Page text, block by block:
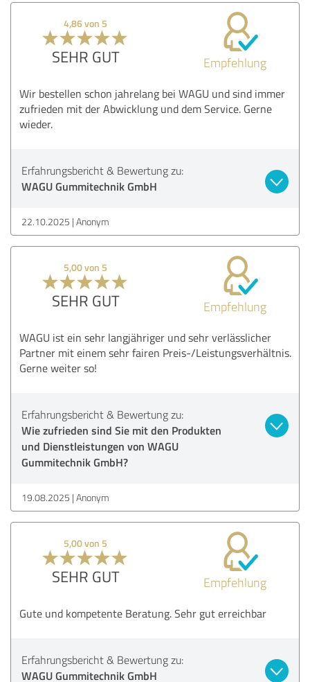
4,86 von 5
SEHR GUT Empfehlung
Wir bestellen schon jahrelang bei WAGU und sind immer
zufrieden mit der Abwicklung und dem Service. Gerne
wieder.
Erfahrungsbericht & Bewertung zu:
WAGU Gummitechnik GmbH
22.10.2025 Anonym
5,00 von 5
SEHR GUT Empfehlung
WAGU ist ein sehr langjähriger und sehr verlässlicher
Partner mit einem sehr fairen Preis-/Leistungsverhältnis.
Gerne weiter so!
Erfahrungsbericht & Bewertung zu:
Wie zufrieden sind Sie mit den Produkten
und Dienstleistungen von WAGU
Gummitechnik GmbH?
19.08.2025 Anonym
5,00 von 5
SEHR GUT Empfehlung
Gute und kompetente Beratung. Sehr gut erreichbar
Erfahrungsbericht & Bewertung zu:
WAGU Gummitechnik GmbH